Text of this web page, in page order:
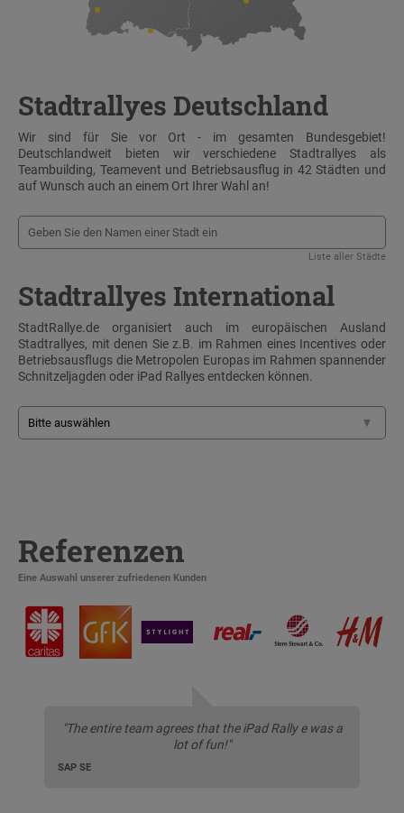
Stadtrallyes Deutschland
Wir sind für Sie vor Ort - im gesamten Bundesgebiet!
Deutschlandweit bieten wir verschiedene Stadtrallyes als
Teambuilding, Teamevent und Betriebsausflug in 42 Städten und
auf Wunsch auch an einem Ort Ihrer Wahl an!
Liste aller Städte
Stadtrallyes International
StadtRallye.de organisiert auch im europäischen Ausland
Stadtrallyes, mit denen Sie z.B. im Rahmen eines Incentives oder
Betriebsausflugs die Metropolen Europas im Rahmen spannender
Schnitzeljagden oder iPad Rallyes entdecken können.
Referenzen
Eine Auswahl unserer zufriedenen Kunden
"The entire team agrees that the iPad Rally e was a
lot of fun!"
SAP SE